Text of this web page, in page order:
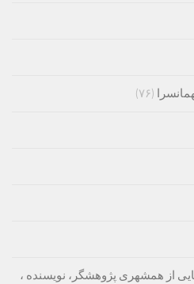
(۷۶)
از همشهری پژوهشگر، نویسنده ،